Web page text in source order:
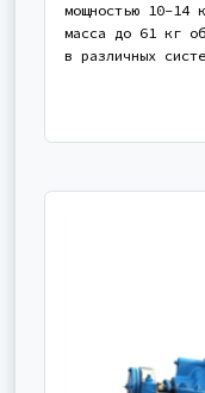
мощностью 10-14
масса до 61 кг
в различных